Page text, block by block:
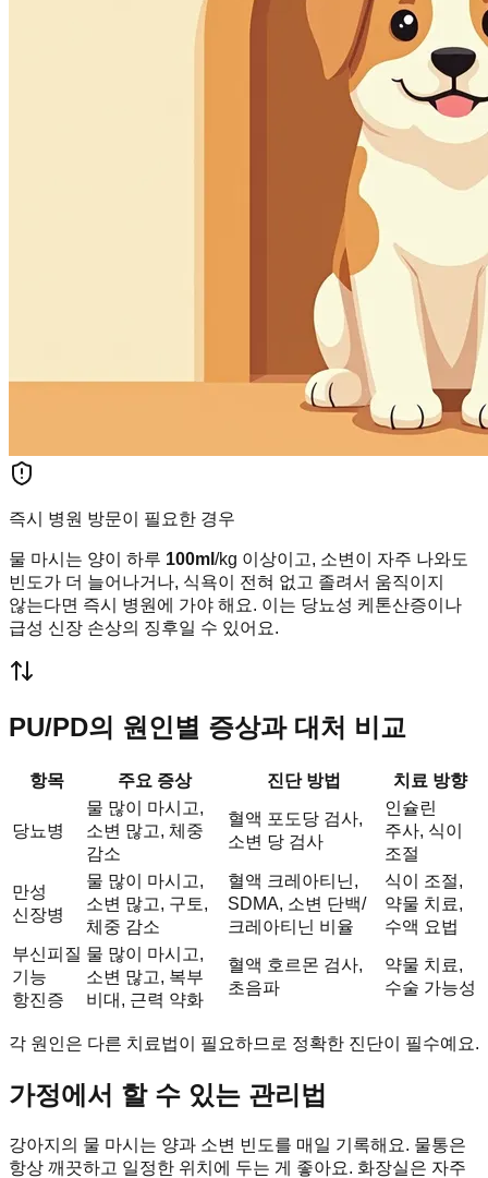
즉시 병원 방문이 필요한 경우
물 마시는 양이 하루 100ml /kg 이상이고, 소변이 자주 나와도
빈도가 더 늘어나거나, 식욕이 전혀 없고 졸려서 움직이지
않는다면 즉시 병원에 가야 해요. 이는 당뇨성 케톤산증이나
급성 신장 손상의 징후일 수 있어요.
PU/PD의 원인별 증상과 대처 비교
항목 주요 증상 진단 방법 치료 방향
당뇨병
물 많이 마시고,
소변 많고, 체중
감소
혈액 포도당 검사,
소변 당 검사
인슐린
주사, 식이
조절
만성
신장병
물 많이 마시고,
소변 많고, 구토,
체중 감소
혈액 크레아티닌,
SDMA, 소변 단백/
크레아티닌 비율
식이 조절,
약물 치료,
수액 요법
부신피질
기능
항진증
물 많이 마시고,
소변 많고, 복부
비대, 근력 약화
혈액 호르몬 검사,
초음파
약물 치료,
수술 가능성
각 원인은 다른 치료법이 필요하므로 정확한 진단이 필수예요.
가정에서 할 수 있는 관리법
강아지의 물 마시는 양과 소변 빈도를 매일 기록해요. 물통은
항상 깨끗하고 일정한 위치에 두는 게 좋아요. 화장실은 자주